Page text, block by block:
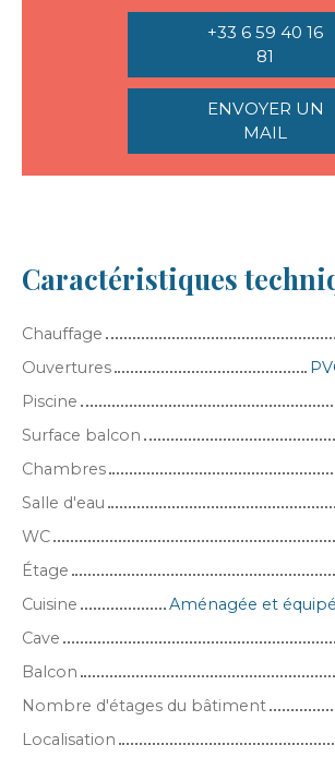
+33 6 59 40 16
81
ENVOYER UN
MAIL
Caractéristiques
Chauffage
Ouvertures
Piscine
Surface balcon
Chambres
Salle d'eau
WC
Étage
Cuisine
Aménagée et
Cave
Balcon
Nombre d'étages du bâtiment
Localisation